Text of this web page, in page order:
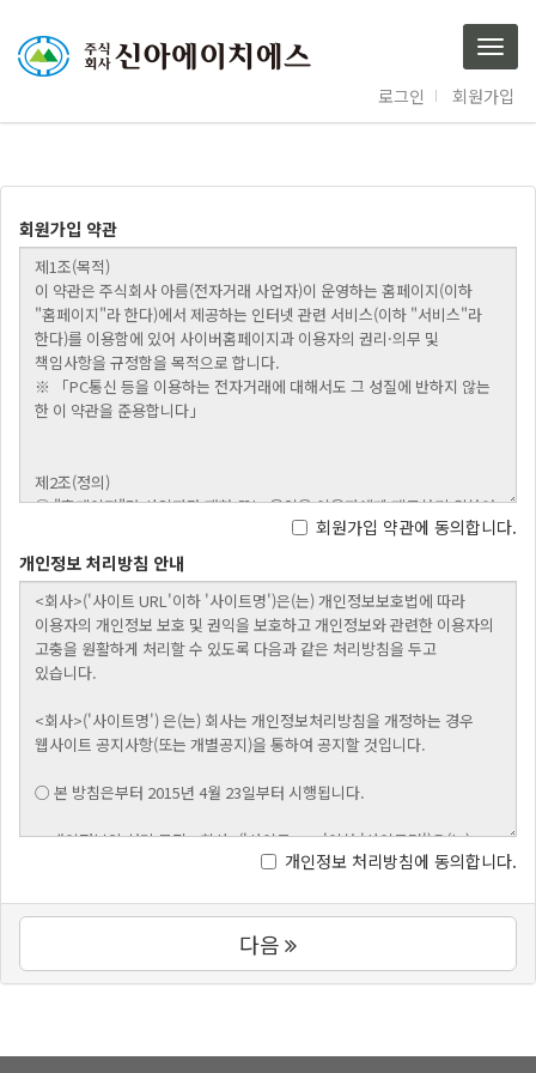
로그인 회원가입
회원가입 약관
회원가입 약관에 동의합니다.
개인정보 처리방침 안내
개인정보 처리방침에 동의합니다.
다음